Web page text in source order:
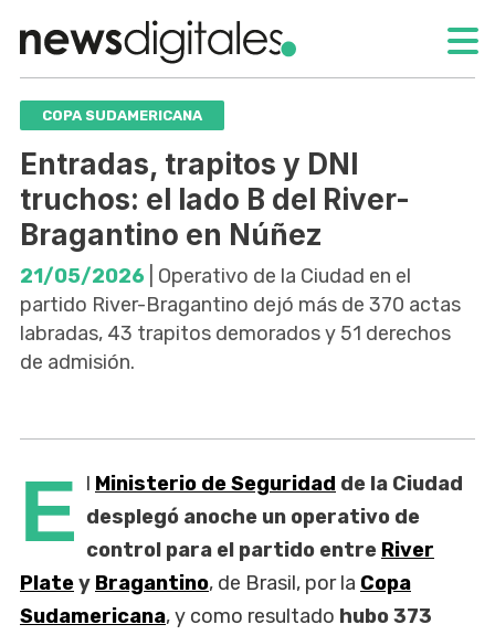
COPA SUDAMERICANA
Entradas, trapitos y DNI
truchos: el lado B del River-
Bragantino en Núñez
21/05/2026 | Operativo de la Ciudad en el
partido River-Bragantino dejó más de 370 actas
labradas, 43 trapitos demorados y 51 derechos
de admisión.
E l Ministerio de Seguridad de la Ciudad
desplegó anoche un operativo de
control para el partido entre River
Platey Bragantino, de Brasil, por la Copa
Sudamericana, y como resultado hubo 373